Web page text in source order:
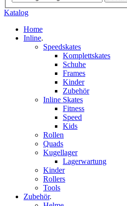
Katalog
Home
Inline.
Speedskates
Komplettskates
Schuhe
Frames
Kinder
Zubehör
Inline Skates
Fitness
Speed
Kids
Rollen
Quads
Kugellager
Lagerwartung
Kinder
Rollers
Tools
Zubehör.